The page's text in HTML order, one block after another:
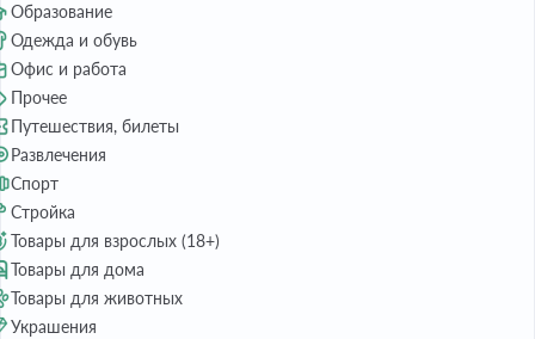
Образование
Одежда и обувь
Офис и работа
Прочее
Путешествия, билеты
Развлечения
Спорт
Стройка
Товары для взрослых (18+)
Товары для дома
Товары для животных
Украшения